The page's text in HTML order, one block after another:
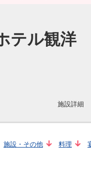
テル観洋
施設詳細
施設・その他 料理